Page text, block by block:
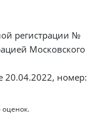
регистрации №
Московского
20.04.2022, номер:
оценок.